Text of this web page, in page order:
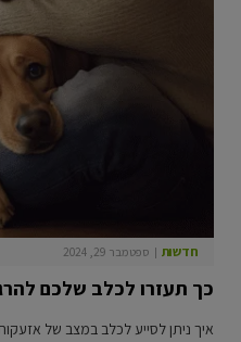
חדשות ספטמבר 29, 2024
כך תעזרו לכלב שלכם
איך ניתן לסייע לכלב במצב של